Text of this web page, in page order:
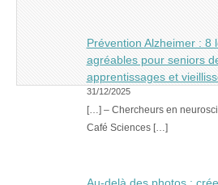
Prévention Alzheimer : 8
agréables pour seniors
apprentissages et
31/12/2025
[…] – Chercheurs en
Café Sciences […]